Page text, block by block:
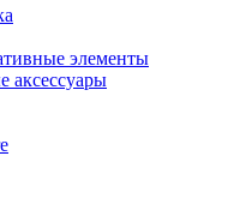
элементы
аксессуары